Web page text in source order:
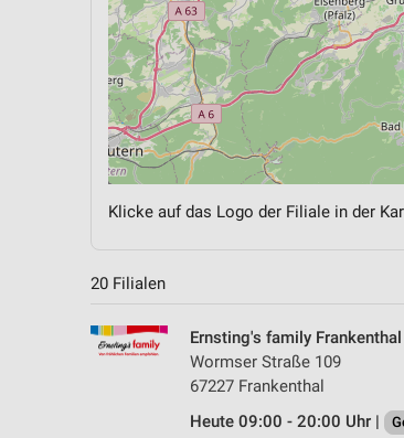
Klicke auf das Logo der Filiale in der
20 Filialen
Ernsting's family Frankenthal
Wormser Straße 109
67227 Frankenthal
Heute 09:00 - 20:00 Uhr |